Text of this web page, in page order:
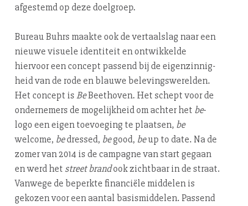
afgestemd op deze doelgroep.
Bureau Buhrs maakte ook de vertaalslag naar een
nieuwe visuele identiteit en ontwikkelde
hiervoor een concept passend bij de ei­gen­zin­nig­
heid van de rode en blauwe be­le­vings­we­rel­den.
Het concept is BeBeethoven. Het schept voor de
ondernemers de mo­ge­lijk­heid om achter het be-
logo een eigen toevoeging te plaatsen, be
welcome, bedressed, begood, beup to date. Na de
zomer van 2014 is de campagne van start gegaan
en werd het street brandook zichtbaar in de straat.
Vanwege de beperkte financiële middelen is
gekozen voor een aantal ba­sis­mid­de­len. Passend